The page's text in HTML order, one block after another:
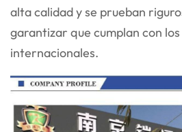
alta calidad y se prueban
garantizar que cumplan con
internacionales.